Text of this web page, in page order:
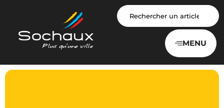
MENU
Panneau de gestion des cookies